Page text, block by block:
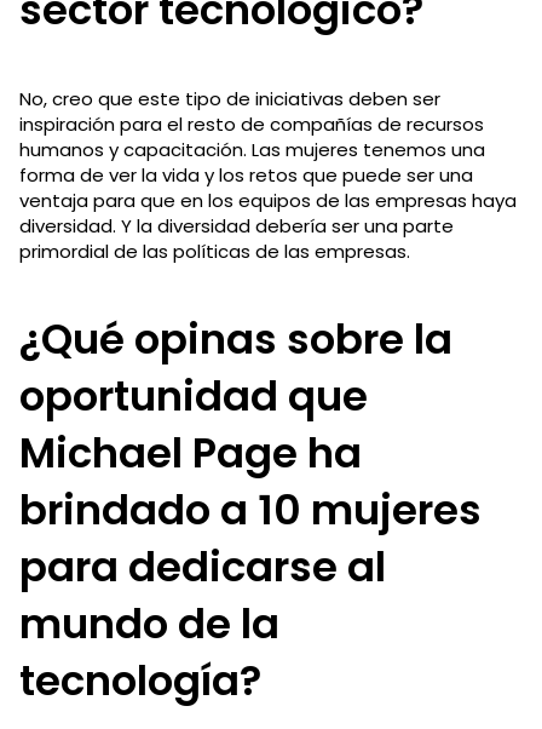
No, creo que este tipo de iniciativas deben ser
inspiración para el resto de compañías de recursos
humanos y capacitación. Las mujeres tenemos una
forma de ver la vida y los retos que puede ser una
ventaja para que en los equipos de las empresas haya
diversidad. Y la diversidad debería ser una parte
primordial de las políticas de las empresas.
¿Qué opinas sobre la
oportunidad que
Michael Page ha
brindado a 10 mujeres
para dedicarse al
mundo de la
tecnología?